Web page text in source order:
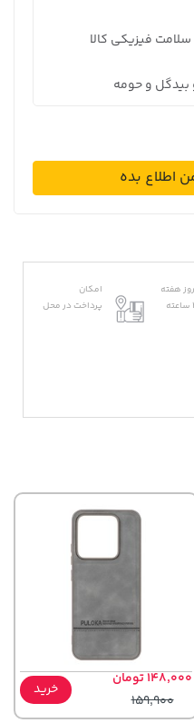
فیزیکی کالا
بیدگل و حومه
اطلاع بده
امکان
پرداخت در محل
148,000 تومان
159,900
خرید